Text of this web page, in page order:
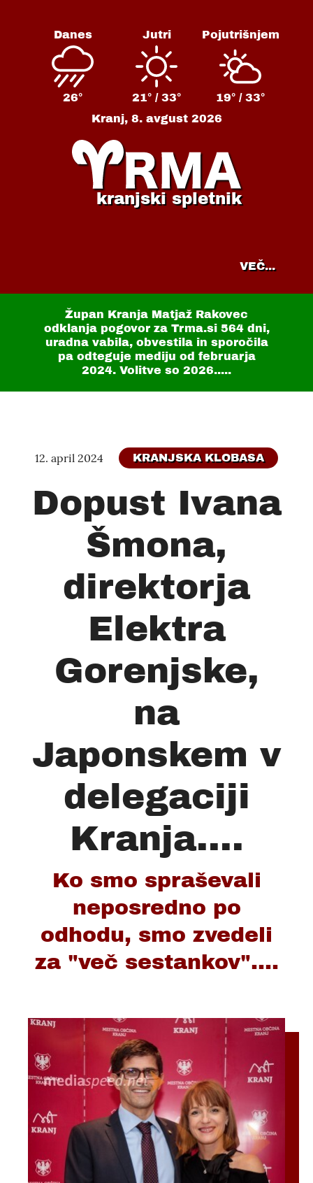
Danes
26°
Jutri
21° / 33°
Pojutrišnjem
19° / 33°
Kranj, 8. avgust 2026
kranjski spletnik
VEČ...
Župan Kranja Matjaž Rakovec
odklanja pogovor za Trma.si 564 dni,
uradna vabila, obvestila in sporočila
pa odteguje mediju od februarja
2024. Volitve so 2026.....
12. april 2024 KRANJSKA KLOBASA
Dopust Ivana
Šmona,
direktorja
Elektra
Gorenjske,
na
Japonskem v
delegaciji
Kranja....
Ko smo spraševali
neposredno po
odhodu, smo zvedeli
za "več sestankov"....